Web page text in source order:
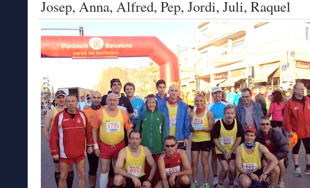
Josep, Anna, Alfred, Pep, Jordi, Juli, Raquel